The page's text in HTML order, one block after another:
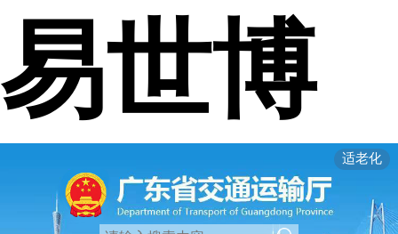
易世博
适老化